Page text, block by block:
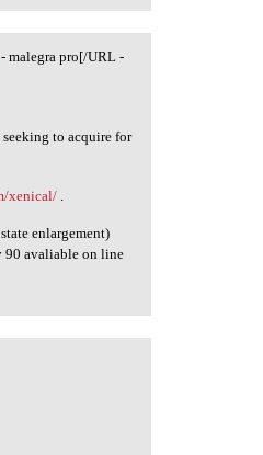
- malegra pro[/URL -
to acquire for
xenical/
enlargement)
avaliable on line